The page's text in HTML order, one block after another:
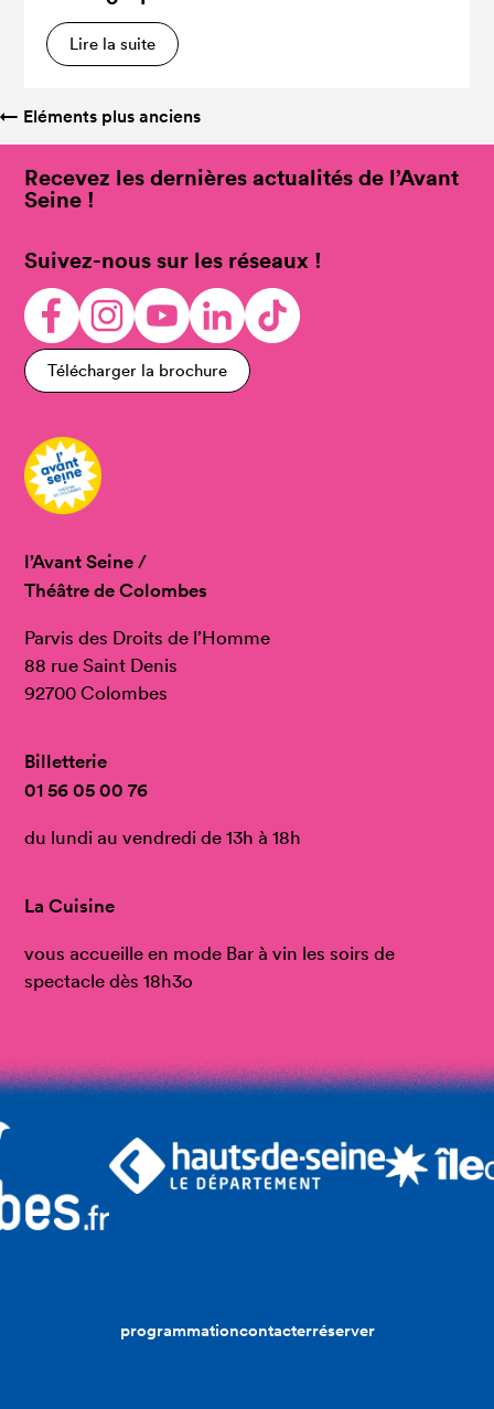
Lire la suite
← Eléments plus anciens
Recevez les dernières actualités de l’Avant
Seine !
Suivez-nous sur les réseaux !
Télécharger la brochure
l’Avant Seine /
Théâtre de Colombes
Parvis des Droits de l’Homme
88 rue Saint Denis
92700 Colombes
Billetterie
01 56 05 00 76
du lundi au vendredi de 13h à 18h
La Cuisine
vous accueille en mode Bar à vin les soirs de
spectacle dès 18h3o
programmationcontacterréserver